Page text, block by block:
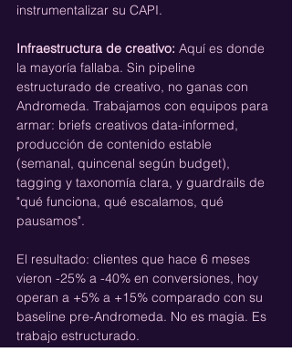
instrumentalizar su CAPI.
Infraestructura de creativo: Aquí es donde
la mayoría fallaba. Sin pipeline
estructurado de creativo, no ganas con
Andromeda. Trabajamos con equipos para
armar: briefs creativos data-informed,
producción de contenido estable
(semanal, quincenal según budget),
tagging y taxonomía clara, y guardrails de
"qué funciona, qué escalamos, qué
pausamos".
El resultado: clientes que hace 6 meses
vieron -25% a -40% en conversiones, hoy
operan a +5% a +15% comparado con su
baseline pre-Andromeda. No es magia. Es
trabajo estructurado.